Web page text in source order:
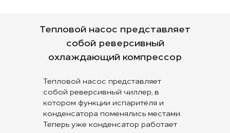
Тепловой насос представляет
собой реверсивный
охлаждающий компрессор
Тепловой насос представляет
собой реверсивный чиллер, в
котором функции испарителя и
конденсатора поменялись местами.
Теперь уже конденсатор работает